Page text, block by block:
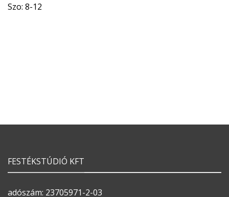
Szo: 8-12
FESTÉKSTÚDIÓ KFT
adószám: 23705971-2-03